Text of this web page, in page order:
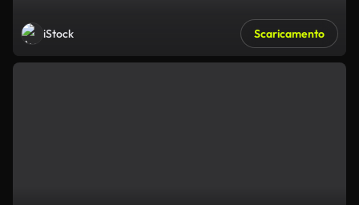
iStock Scaricamento